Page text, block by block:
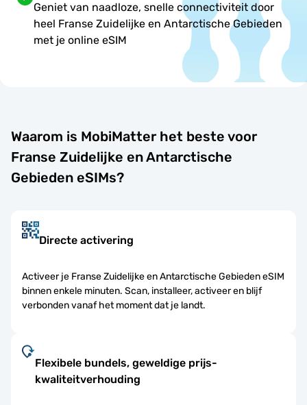
Geniet van naadloze, snelle connectiviteit door
heel Franse Zuidelijke en Antarctische Gebieden
met je online eSIM
Waarom is MobiMatter het beste voor
Franse Zuidelijke en Antarctische
Gebieden eSIMs?
Directe activering
Activeer je Franse Zuidelijke en Antarctische Gebieden eSIM
binnen enkele minuten. Scan, installeer, activeer en blijf
verbonden vanaf het moment dat je landt.
Flexibele bundels, geweldige prijs-
kwaliteitverhouding